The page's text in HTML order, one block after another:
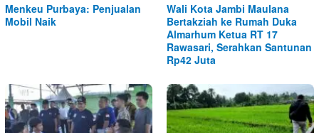
Menkeu Purbaya: Penjualan
Mobil Naik
Wali Kota Jambi Maulana
Bertakziah ke Rumah Duka
Almarhum Ketua RT 17
Rawasari, Serahkan Santunan
Rp42 Juta